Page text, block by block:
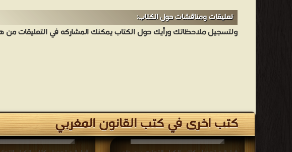
تعليقات ومناقشات حول الكتاب:
ولتسجيل ملاحظاتك ورأيك حول الكتاب يمكنك المشاركه في التعليقات من
كتب اخرى في كتب القانون المغربي